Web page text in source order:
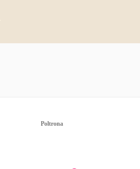
Poltrona